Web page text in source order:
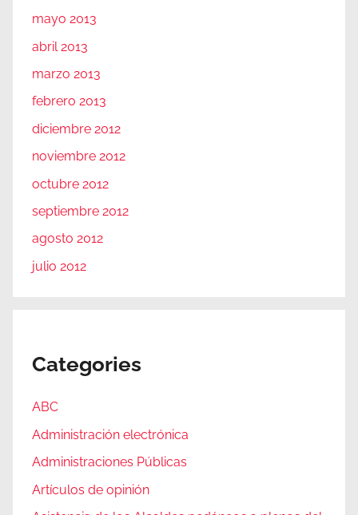
mayo 2013
abril 2013
marzo 2013
febrero 2013
diciembre 2012
noviembre 2012
octubre 2012
septiembre 2012
agosto 2012
julio 2012
Categories
ABC
Administración electrónica
Administraciones Públicas
Artículos de opinión